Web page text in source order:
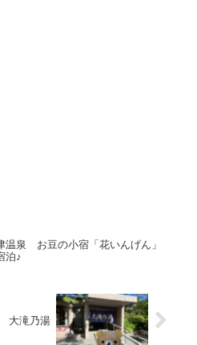
温泉 お豆の小宿「花いんげん」
泊♪
大滝乃湯